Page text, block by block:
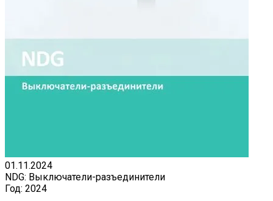
01.11.2024
NDG: Выключатели-разъединители
Год: 2024